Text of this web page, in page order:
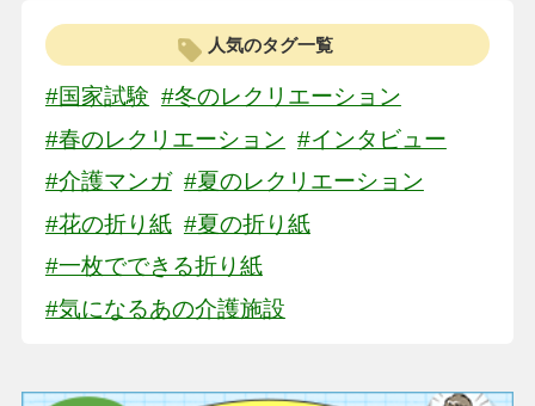
人気のタグ一覧
#国家試験 #冬のレクリエーション
#春のレクリエーション #インタビュー
#介護マンガ #夏のレクリエーション
#花の折り紙 #夏の折り紙
#一枚でできる折り紙
#気になるあの介護施設